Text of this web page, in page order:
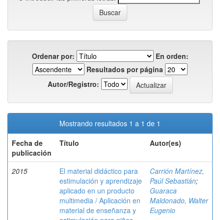
Ordenar por:
En orden:
Resultados por página
Autor/Registro:
Mostrando resultados 1 a 1 de 1
Fecha de
publicación
Título Autor(es)
2015
El material didáctico para
estimulación y aprendizaje
aplicado en un producto
multimedia / Aplicación en
material de enseñanza y
Carrión Martínez,
Paúl Sebastián;
Guaraca
Maldonado, Walter
Eugenio